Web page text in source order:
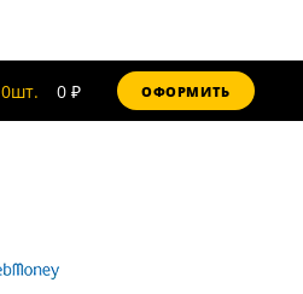
0шт. 0₽ ОФОРМИТЬ